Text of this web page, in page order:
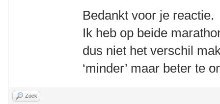
Bedankt voor je reactie.
Ik heb op beide
dus niet het verschil
‘minder’ maar beter te
Zoek